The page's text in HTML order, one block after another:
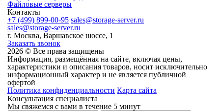
Файловые серверы
Контакты
+7 (499) 899-00-95 sales@storage-server.ru
sales@storage-server.ru
г. Москва, Варшавское шоссе, 1
Заказать звонок
2026 © Все права защищены
Информация, размещённая на сайте, включая цены,
характеристики и описания товаров, носит исключительно
информационный характер и не является публичной
офертой
Политика конфиденциальности Карта сайта
Консультация специалиста
Мы свяжемся с вами в течение 5 минут